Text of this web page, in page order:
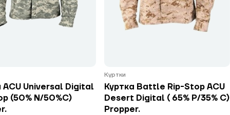
ACU Universal Digital
(50% N/50%C)
Куртки
Куртка Battle Rip-Stop ACU
Desert Digital ( 65% P/35% C)
Propper.